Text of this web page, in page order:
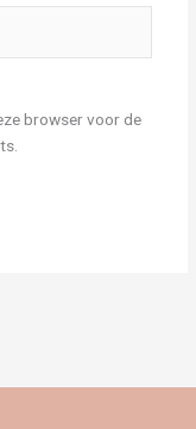
browser voor de